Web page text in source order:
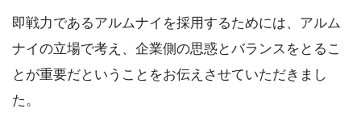
即戦力であるアルムナイを採用するためには、アルム
ナイの立場で考え、企業側の思惑とバランスをとるこ
とが重要だということをお伝えさせていただきまし
た。